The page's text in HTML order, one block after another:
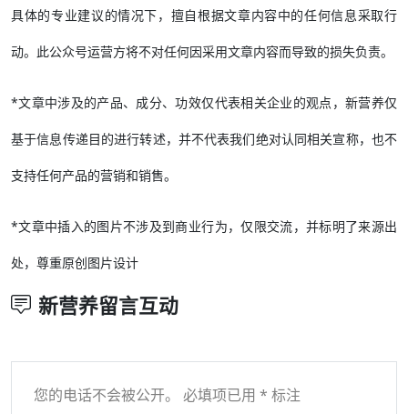
具体的专业建议的情况下，擅自根据文章内容中的任何信息采取行
动。此公众号运营方将不对任何因采用文章内容而导致的损失负责。
*文章中涉及的产品、成分、功效仅代表相关企业的观点，新营养仅
基于信息传递目的进行转述，并不代表我们绝对认同相关宣称，也不
支持任何产品的营销和销售。
*文章中插入的图片不涉及到商业行为，仅限交流，并标明了来源出
处，尊重原创图片设计
新营养留言互动
您的电话不会被公开。 必填项已用 * 标注